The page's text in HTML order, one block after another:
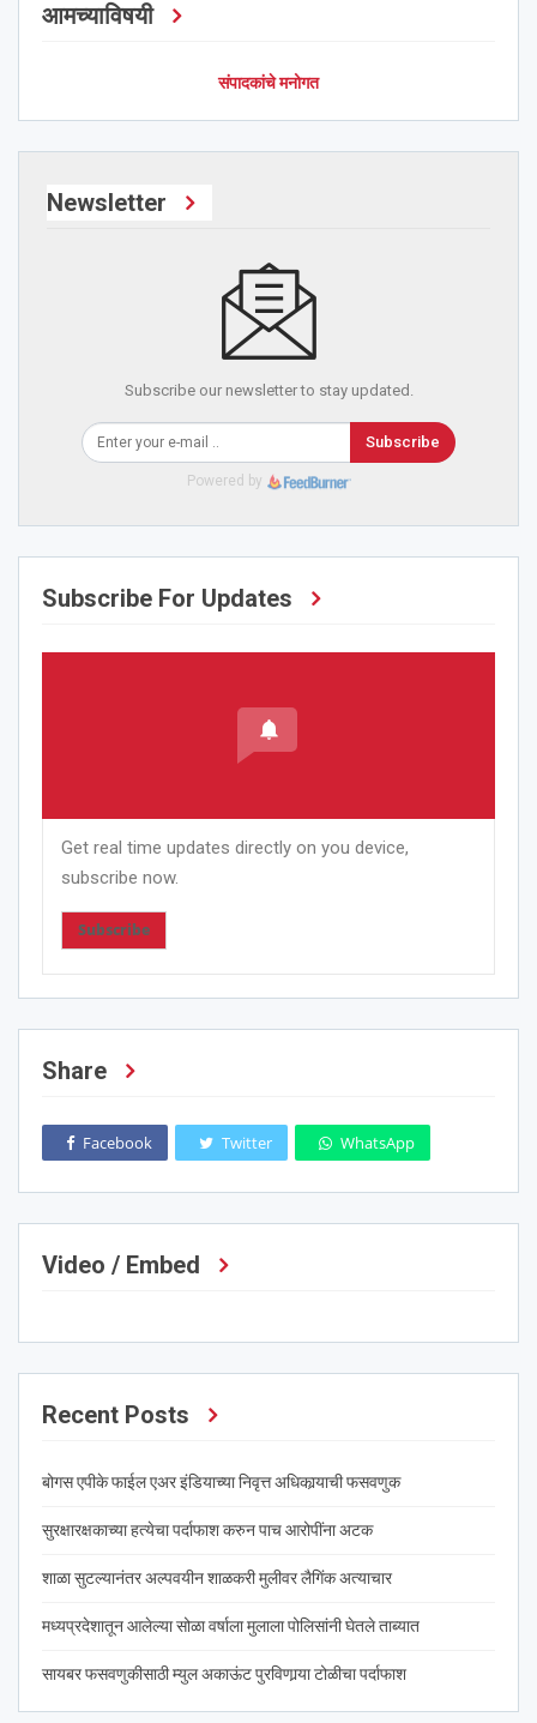
आमच्याविषयी
संपादकांचे मनोगत
Newsletter
Subscribe our newsletter to stay updated.
Subscribe
Powered by
Subscribe For Updates
Get real time updates directly on you device,
subscribe now.
Subscribe
Share
Facebook Twitter WhatsApp
Video / Embed
Recent Posts
बोगस एपीके फाईल एअर इंडियाच्या निवृत्त अधिकार्‍याची फसवणुक
सुरक्षारक्षकाच्या हत्येचा पर्दाफाश करुन पाच आरोपींना अटक
शाळा सुटल्यानंतर अल्पवयीन शाळकरी मुलीवर लैगिंक अत्याचार
मध्यप्रदेशातून आलेल्या सोळा वर्षाला मुलाला पोलिसांनी घेतले ताब्यात
सायबर फसवणुकीसाठी म्युल अकाऊंट पुरविणार्‍या टोळीचा पर्दाफाश